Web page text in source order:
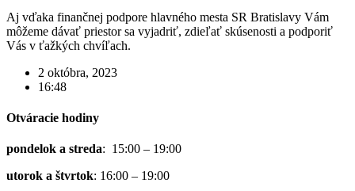
Aj vďaka finančnej podpore hlavného mesta SR Bratislavy Vám
môžeme dávať priestor sa vyjadriť, zdieľať skúsenosti a podporiť
Vás v ťažkých chvíľach.
2 októbra, 2023
16:48
Otváracie hodiny
pondelok a streda: 15:00 – 19:00
utorok a štvrtok: 16:00 – 19:00